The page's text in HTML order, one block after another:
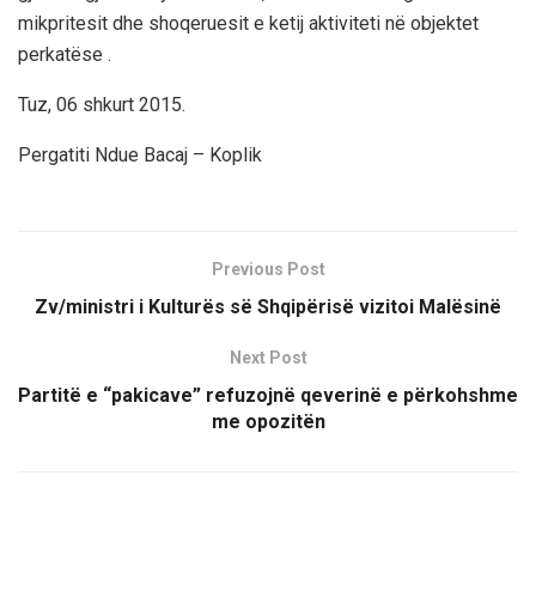
mikpritesit dhe shoqeruesit e ketij aktiviteti në objektet
perkatëse .
Tuz, 06 shkurt 2015.
Pergatiti Ndue Bacaj – Koplik
Previous Post
Zv/ministri i Kulturës së Shqipërisë vizitoi Malësinë
Next Post
Partitë e “pakicave” refuzojnë qeverinë e përkohshme
me opozitën